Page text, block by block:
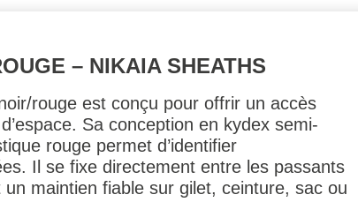
– NIKAIA SHEATHS
rouge est conçu pour offrir un accès
Sa conception en kydex semi-
rouge permet d’identifier
Il se fixe directement entre les passants
maintien fiable sur gilet, ceinture, sac ou